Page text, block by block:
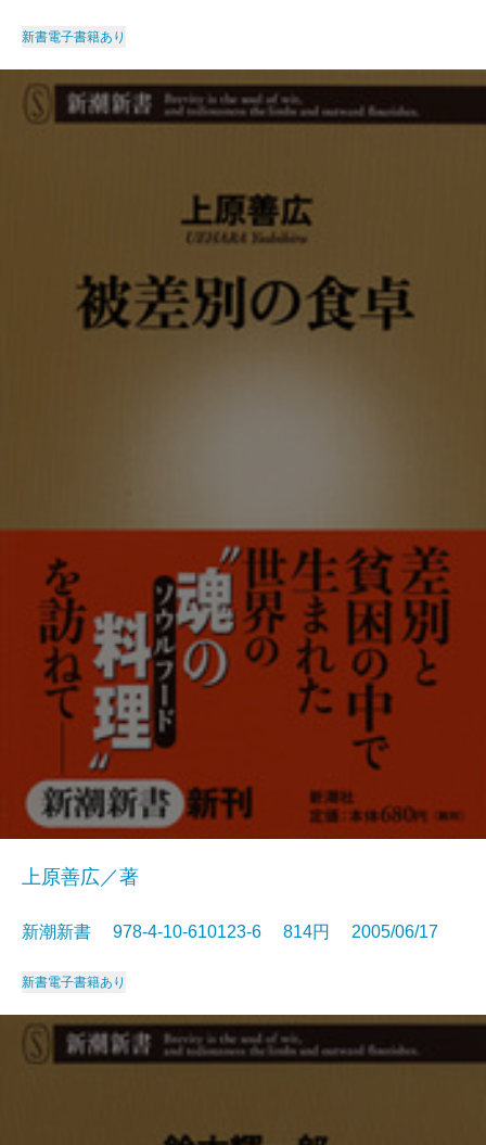
新書電子書籍あり
上原善広／著
新潮新書 978-4-10-610123-6 814円 2005/06/17
新書電子書籍あり